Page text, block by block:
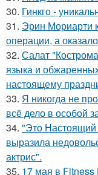
30. Гинкго -
31. Эрин Мориарти
операции, а
32. Салат
языка и
настоящему
33. Я никогда не
всё дело в особой
34. "Это Настоящий
выразила
актрис".
35. 17 мая в Fitness